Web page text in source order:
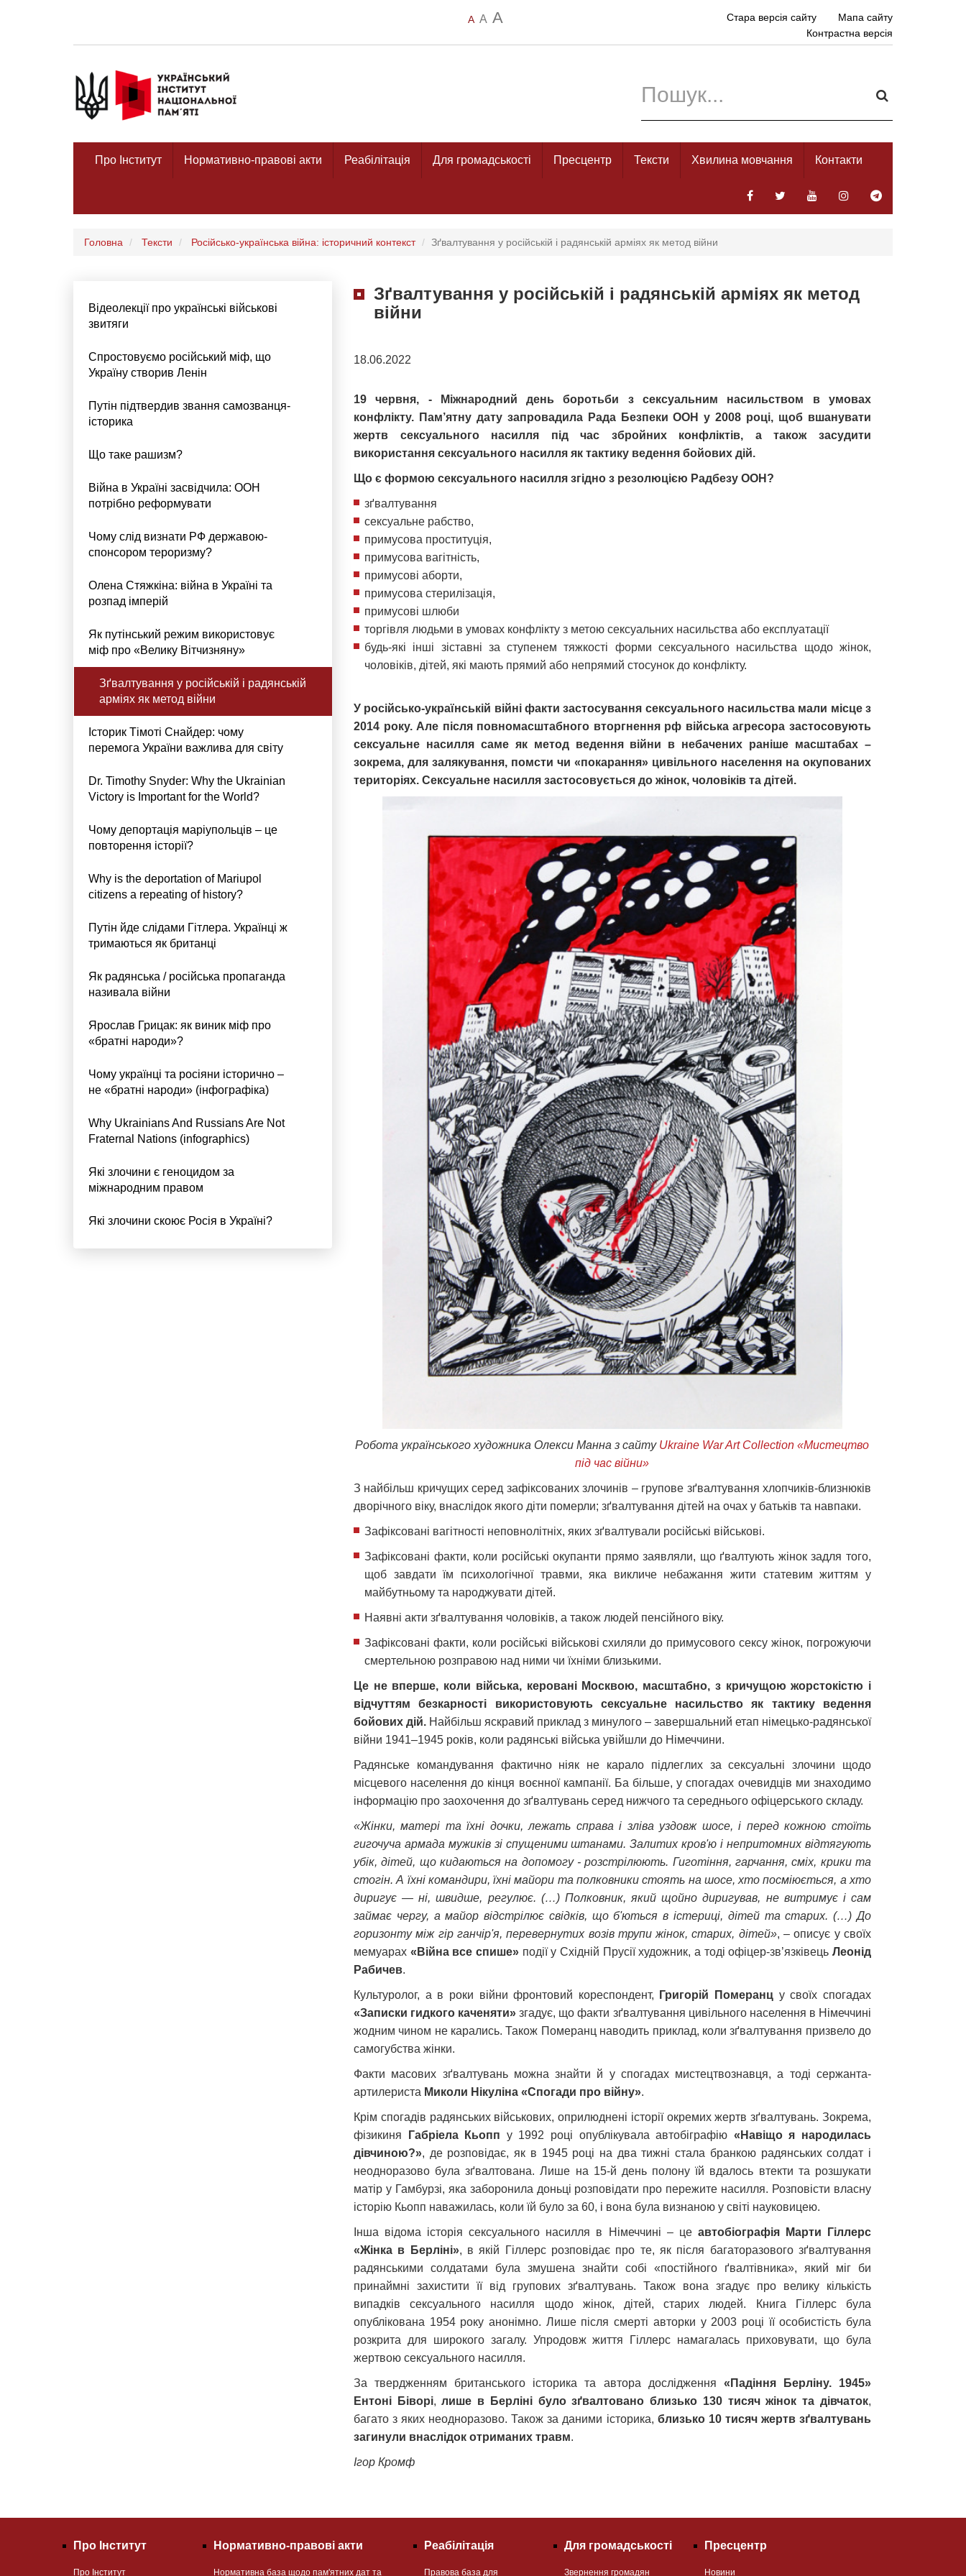
A A A Стара версія сайту
Мапа сайту
Контрастна версія
Про Інститут Нормативно-правові акти Реабілітація Для громадськості Пресцентр Тексти Хвилина мовчання Контакти
Головна Тексти Російсько-українська війна: історичний контекст Зґвалтування у російській і радянській арміях як метод війни
Відеолекції про українські військові
звитяги
Спростовуємо російський міф, що
Україну створив Ленін
Путін підтвердив звання самозванця-
історика
Що таке рашизм?
Війна в Україні засвідчила: ООН
потрібно реформувати
Чому слід визнати РФ державою-
спонсором тероризму?
Олена Стяжкіна: війна в Україні та
розпад імперій
Як путінський режим використовує
міф про «Велику Вітчизняну»
Зґвалтування у російській і радянській
арміях як метод війни
Історик Тімоті Снайдер: чому
перемога України важлива для світу
Dr. Timothy Snyder: Why the Ukrainian
Victory is Important for the World?
Чому депортація маріупольців – це
повторення історії?
Why is the deportation of Mariupol
citizens a repeating of history?
Путін йде слідами Гітлера. Українці ж
тримаються як британці
Як радянська / російська пропаганда
називала війни
Ярослав Грицак: як виник міф про
«братні народи»?
Чому українці та росіяни історично –
не «братні народи» (інфографіка)
Why Ukrainians And Russians Are Not
Fraternal Nations (infographics)
Які злочини є геноцидом за
міжнародним правом
Які злочини скоює Росія в Україні?
Зґвалтування у російській і радянській арміях як метод
війни
18.06.2022
19 червня, - Міжнародний день боротьби з сексуальним насильством в умовах
конфлікту. Пам’ятну дату запровадила Рада Безпеки ООН у 2008 році, щоб вшанувати
жертв сексуального насилля під час збройних конфліктів, а також засудити
використання сексуального насилля як тактику ведення бойових дій.
Що є формою сексуального насилля згідно з резолюцією Радбезу ООН?
зґвалтування
сексуальне рабство,
примусова проституція,
примусова вагітність,
примусові аборти,
примусова стерилізація,
примусові шлюби
торгівля людьми в умовах конфлікту з метою сексуальних насильства або експлуатації
будь-які інші зіставні за ступенем тяжкості форми сексуального насильства щодо жінок,
чоловіків, дітей, які мають прямий або непрямий стосунок до конфлікту.
У російсько-українській війні факти застосування сексуального насильства мали місце з
2014 року. Але після повномасштабного вторгнення рф війська агресора застосовують
сексуальне насилля саме як метод ведення війни в небачених раніше масштабах –
зокрема, для залякування, помсти чи «покарання» цивільного населення на окупованих
територіях. Сексуальне насилля застосовується до жінок, чоловіків та дітей.
Робота українського художника Олекси Манна з сайту Ukraine War Art Collection «Мистецтво
під час війни»
З найбільш кричущих серед зафіксованих злочинів – групове зґвалтування хлопчиків-близнюків
дворічного віку, внаслідок якого діти померли; зґвалтування дітей на очах у батьків та навпаки.
Зафіксовані вагітності неповнолітніх, яких зґвалтували російські військові.
Зафіксовані факти, коли російські окупанти прямо заявляли, що ґвалтують жінок задля того,
щоб завдати їм психологічної травми, яка викличе небажання жити статевим життям у
майбутньому та народжувати дітей.
Наявні акти зґвалтування чоловіків, а також людей пенсійного віку.
Зафіксовані факти, коли російські військові схиляли до примусового сексу жінок, погрожуючи
смертельною розправою над ними чи їхніми близькими.
Це не вперше, коли війська, керовані Москвою, масштабно, з кричущою жорстокістю і
відчуттям безкарності використовують сексуальне насильство як тактику ведення
бойових дій.Найбільш яскравий приклад з минулого – завершальний етап німецько-радянської
війни 1941–1945 років, коли радянські війська увійшли до Німеччини.
Радянське командування фактично ніяк не карало підлеглих за сексуальні злочини щодо
місцевого населення до кінця воєнної кампанії. Ба більше, у спогадах очевидців ми знаходимо
інформацію про заохочення до зґвалтувань серед нижчого та середнього офіцерського складу.
«Жінки, матері та їхні дочки, лежать справа і зліва уздовж шосе, і перед кожною стоїть
гигочуча армада мужиків зі спущеними штанами. Залитих кров'ю і непритомних відтягують
убік, дітей, що кидаються на допомогу - розстрілюють. Гиготіння, гарчання, сміх, крики та
стогін. А їхні командири, їхні майори та полковники стоять на шосе, хто посміюється, а хто
диригує — ні, швидше, регулює. (…) Полковник, який щойно диригував, не витримує і сам
займає чергу, а майор відстрілює свідків, що б'ються в істериці, дітей та старих. (…) До
горизонту між гір ганчір'я, перевернутих возів трупи жінок, старих, дітей», – описує у своїх
мемуарах «Війна все спише» події у Східній Прусії художник, а тоді офіцер-зв’язківець Леонід
Рабичев.
Культуролог, а в роки війни фронтовий кореспондент, Григорій Померанц у своїх спогадах
«Записки гидкого каченяти» згадує, що факти зґвалтування цивільного населення в Німеччині
жодним чином не карались. Також Померанц наводить приклад, коли зґвалтування призвело до
самогубства жінки.
Факти масових зґвалтувань можна знайти й у спогадах мистецтвознавця, а тоді сержанта-
артилериста Миколи Нікуліна «Спогади про війну».
Крім спогадів радянських військових, оприлюднені історії окремих жертв зґвалтувань. Зокрема,
фізикиня
Габріела Кьопп у 1992 році опублікувала автобіграфію «Навіщо я народилась
дівчиною?», де розповідає, як в 1945 році на два тижні стала бранкою радянських солдат і
неодноразово була зґвалтована. Лише на 15-й день полону їй вдалось втекти та розшукати
матір у Гамбурзі, яка заборонила доньці розповідати про пережите насилля. Розповісти власну
історію Кьопп наважилась, коли їй було за 60, і вона була визнаною у світі науковицею.
Інша відома історія сексуального насилля в Німеччині – це автобіографія Марти Гіллерс
«Жінка в Берліні», в якій Гіллерс розповідає про те, як після багаторазового зґвалтування
радянськими солдатами була змушена знайти собі «постійного ґвалтівника», який міг би
принаймні захистити її від групових зґвалтувань. Також вона згадує про велику кількість
випадків сексуального насилля щодо жінок, дітей, старих людей. Книга Гіллерс була
опублікована 1954 року анонімно. Лише після смерті авторки у 2003 році її особистість була
розкрита для широкого загалу. Упродовж життя Гіллерс намагалась приховувати, що була
жертвою сексуального насилля.
За твердженням британського історика та автора дослідження «Падіння Берліну. 1945»
Ентоні Біворі,лише в Берліні було зґвалтовано близько 130 тисяч жінок та дівчаток,
багато з яких неодноразово. Також за даними історика, близько 10 тисяч жертв зґвалтувань
загинули внаслідок отриманих травм.
Ігор Кромф
Про Інститут
Про Інститут
Нормативно-правові акти
Нормативна база щодо пам'ятних дат та
Реабілітація
Правова база для
Для громадськості
Звернення громадян
Пресцентр
Новини